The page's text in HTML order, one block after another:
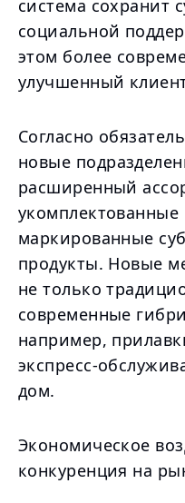
система сохранит
социальной
этом более
улучшенный
Согласно
новые
расширенный
укомплектованные
маркированные
продукты. Новые
не только
современные
например,
экспресс-
дом.
Экономическое
конкуренция на